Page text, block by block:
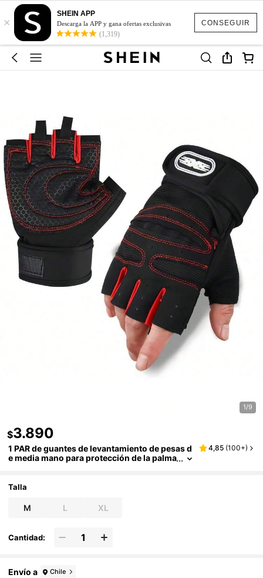
CONSEGUIR
×
SHEIN APP
Descarga la APP y gana ofertas exclusivas
(1,319)
1/9
$3.890
1 PAR de guantes de levantamiento de pesas d
e media mano para protección de la palma
cruzado y deportes
4,85 (100+)
Talla
M L XL
Cantidad:
Envío a Chile